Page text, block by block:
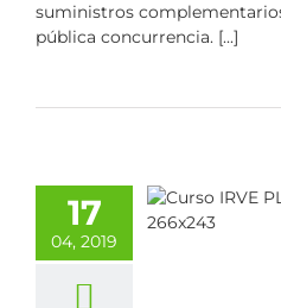
suministros
pública concurrencia. [...]
17
04, 2019
de
para la
de
eléctricos